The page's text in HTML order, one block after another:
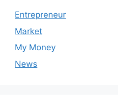
Entrepreneur
Market
My Money
News